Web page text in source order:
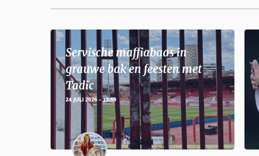
Servische maffiabaas in
grauwe bak en feesten met
Tadic
24 JULI 2026 - 11:59